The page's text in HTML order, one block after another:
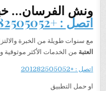
ونش الفرسان…
اتصل : +201282505052
مع سنوات طويلة من الخبرة
العتبة من الخدمات الأكثر موثوقية
اتصل : +201282505052
او حمل التطبيق